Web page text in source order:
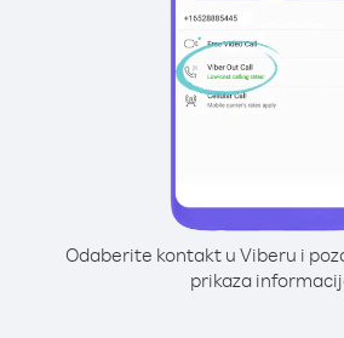
Odaberite kontakt u Viberu i
prikaza